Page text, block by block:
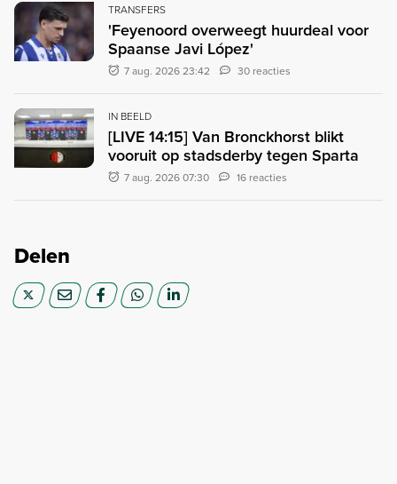
TRANSFERS
'Feyenoord overweegt huurdeal voor
Spaanse Javi López'
7 aug. 2026 23:42 30 reacties
IN BEELD
[LIVE 14:15] Van Bronckhorst blikt
vooruit op stadsderby tegen Sparta
7 aug. 2026 07:30 16 reacties
Delen